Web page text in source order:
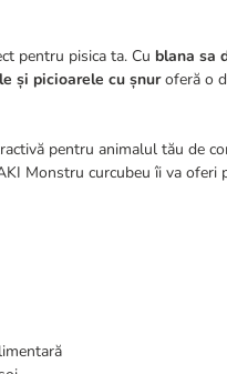
pentru pisica ta. Cu blana sa
și picioarele cu șnuroferă o
pentru animalul tău de
Monstru curcubeu îi va